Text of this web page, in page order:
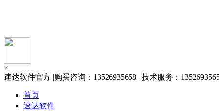
×
速达软件官方 |购买咨询：13526935658 | 技术服务：
首页
速达软件